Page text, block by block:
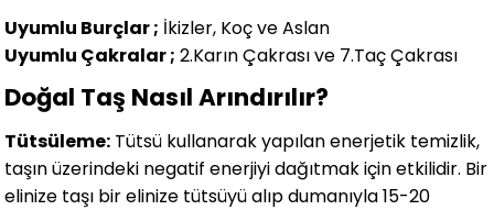
Uyumlu Burçlar ; İkizler, Koç ve Aslan
Uyumlu Çakralar ; 2.Karın Çakrası ve 7.Taç Çakrası
Doğal Taş Nasıl Arındırılır?
Tütsüleme: Tütsü kullanarak yapılan enerjetik temizlik,
taşın üzerindeki negatif enerjiyi dağıtmak için etkilidir. Bir
elinize taşı bir elinize tütsüyü alıp dumanıyla 15-20